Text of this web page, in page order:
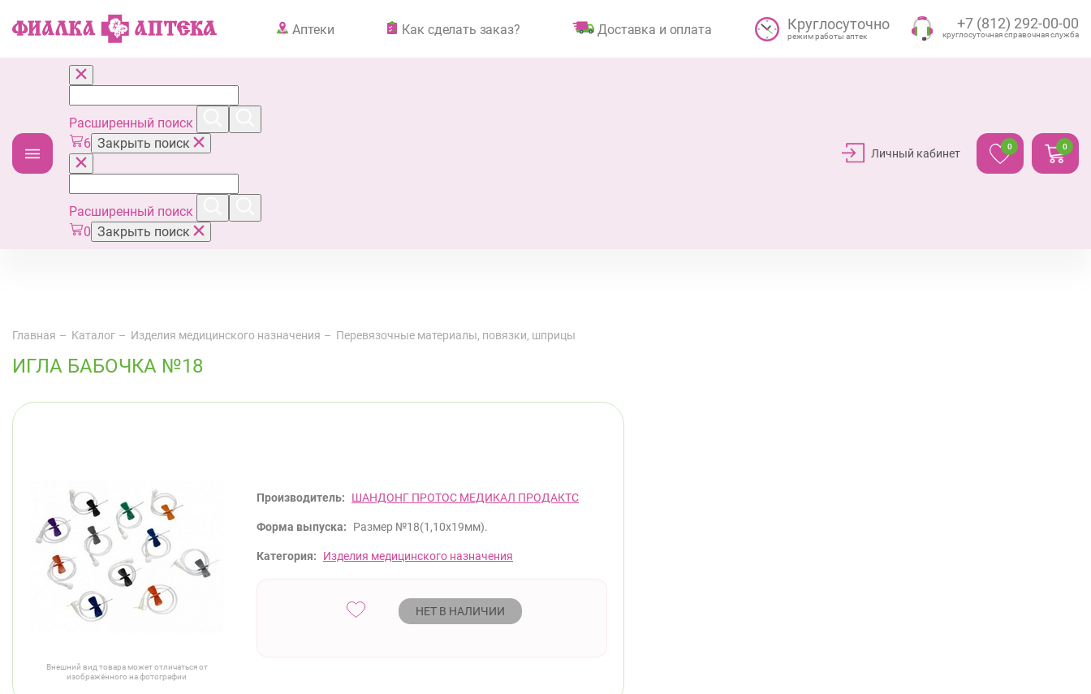
Аптеки Как сделать заказ? Доставка и оплата Круглосуточно
режим работы аптек
+7 (812) 292-00-00
круглосуточная справочная служба
Расширенный поиск
6 Закрыть поиск
Расширенный поиск
0 Закрыть поиск
Личный кабинет
0 0
Главная Каталог Изделия медицинского назначения Перевязочные материалы, повязки, шприцы
ИГЛА БАБОЧКА №18
Внешний вид товара может отличаться от
изображённого на фотографии
Производитель: ШАНДОНГ ПРОТОС МЕДИКАЛ ПРОДАКТС
Форма выпуска: Размер №18(1,10x19мм).
Категория: Изделия медицинского назначения
НЕТ В НАЛИЧИИ